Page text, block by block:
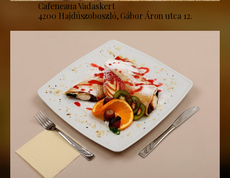
Cafeneaua Vadaskert
4200 Hajdúszoboszló, Gábor Áron utca 12.